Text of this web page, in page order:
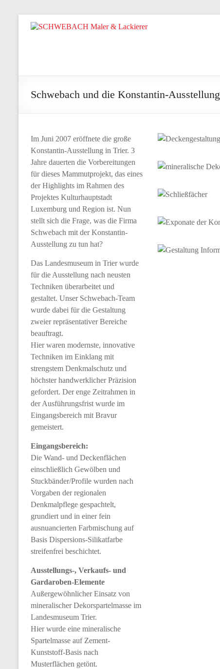
InhaltSCHWEBACH
Lackierer
Irsch/Saar
Schwebach und die Konstantin-Ausstellung
Im Juni 2007 eröffnete die große
Konstantin-Ausstellung in Trier. 3
Jahre dauerten die Vorbereitungen
für dieses Mammutprojekt, das eines
der Highlights im Rahmen des
Projektes Kulturhauptstadt
Luxemburg und Region ist. Nun
stellt sich die Frage, was die Firma
Schwebach mit der Konstantin-
Ausstellung zu tun hat?
Das Landesmuseum in Trier wurde
für die Ausstellung nach neusten
Techniken überarbeitet und
gestaltet. Unser Schwebach-Team
wurde dabei für die Gestaltung
zweier repräsentativer Bereiche
beauftragt.
Hier waren modernste, innovative
Techniken im Einklang mit
strengstem Denkmalschutz und
höchster handwerklicher Präzision
gefordert. Der enge Zeitrahmen in
der Ausführungsfrist wurde im
Eingangsbereich mit Bravur
gemeistert.
Eingangsbereich:
Die Wand- und Deckenflächen
einschließlich Gewölben und
Stuckbänder/Profile wurden nach
Vorgaben der regionalen
Denkmalpflege gespachtelt,
grundiert und in einer fein
ausnuancierten Farbmischung auf
Basis Dispersions-Silikatfarbe
streifenfrei beschichtet.
Ausstellungs-, Verkaufs- und
Gardaroben-Elemente
Außergewöhnlicher Einsatz von
mineralischer Dekorspartelmasse im
Landesmuseum Trier.
Hier wurde eine mineralische
Spartelmasse auf Zement-
Kunststoff-Basis nach
Musterflächen getönt.